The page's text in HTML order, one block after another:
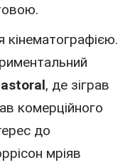
, де зіграв
комерційного
до
мріяв